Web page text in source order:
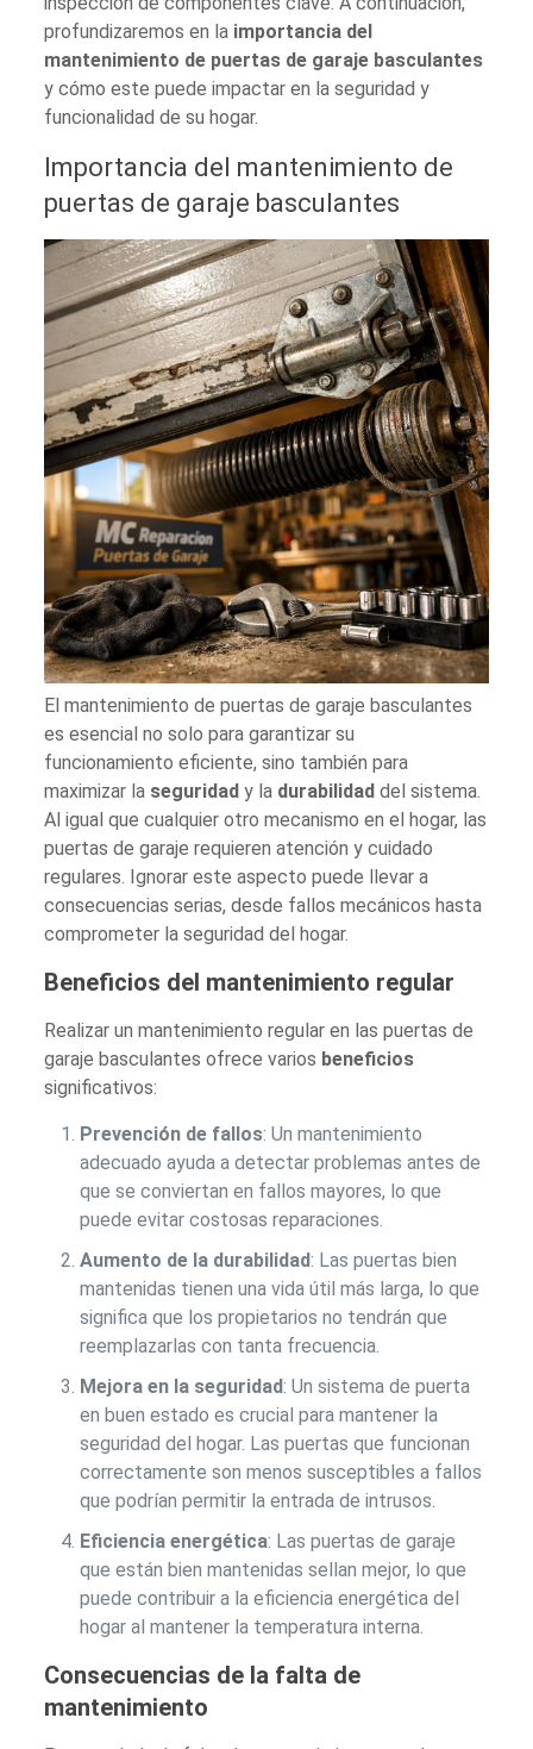
profundizaremos en la importancia del
mantenimiento de puertas de garaje basculantes
y cómo este puede impactar en la seguridad y
funcionalidad de su hogar.
Importancia del mantenimiento de
puertas de garaje basculantes
El mantenimiento de puertas de garaje basculantes
es esencial no solo para garantizar su
funcionamiento eficiente, sino también para
maximizar la seguridad y la durabilidad del sistema.
Al igual que cualquier otro mecanismo en el hogar, las
puertas de garaje requieren atención y cuidado
regulares. Ignorar este aspecto puede llevar a
consecuencias serias, desde fallos mecánicos hasta
comprometer la seguridad del hogar.
Beneficios del mantenimiento regular
Realizar un mantenimiento regular en las puertas de
garaje basculantes ofrece varios beneficios
significativos:
Prevención de fallos: Un mantenimiento
adecuado ayuda a detectar problemas antes de
que se conviertan en fallos mayores, lo que
puede evitar costosas reparaciones.
Aumento de la durabilidad: Las puertas bien
mantenidas tienen una vida útil más larga, lo que
significa que los propietarios no tendrán que
reemplazarlas con tanta frecuencia.
Mejora en la seguridad: Un sistema de puerta
en buen estado es crucial para mantener la
seguridad del hogar. Las puertas que funcionan
correctamente son menos susceptibles a fallos
que podrían permitir la entrada de intrusos.
Eficiencia energética: Las puertas de garaje
que están bien mantenidas sellan mejor, lo que
puede contribuir a la eficiencia energética del
hogar al mantener la temperatura interna.
Consecuencias de la falta de
mantenimiento